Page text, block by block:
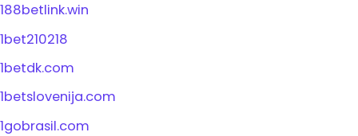
188betlink.win
1bet210218
1betdk.com
1betslovenija.com
1gobrasil.com